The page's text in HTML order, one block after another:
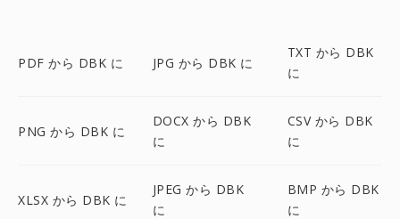
PDF から DBK に JPG から DBK に
TXT から DBK
に
PNG から DBK に
DOCX から DBK
に
CSV から DBK
に
XLSX から DBK に
JPEG から DBK
に
BMP から DBK
に